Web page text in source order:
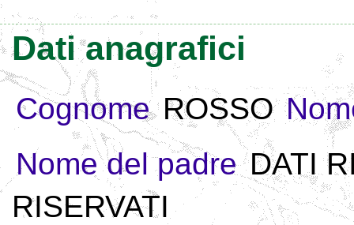
Dati anagrafici
Cognome ROSSO
Nome del padre DATI
RISERVATI